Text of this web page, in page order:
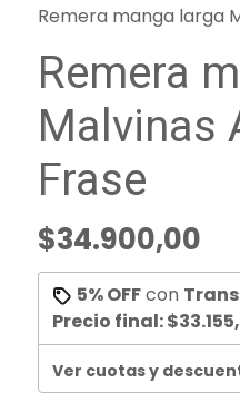
Remera manga larga
Remera
Malvinas
Frase
$34.900,00
5% OFFcon
Precio final:
Ver cuotas y